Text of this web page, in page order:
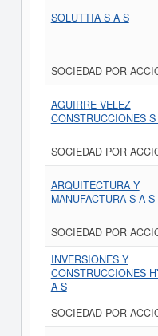
SOLUTTIA S A S
SOCIEDAD POR
AGUIRRE VELEZ
CONSTRUCCIONES
SOCIEDAD POR
ARQUITECTURA Y
MANUFACTURA S A S
SOCIEDAD POR
INVERSIONES Y
CONSTRUCCIONES
A S
SOCIEDAD POR